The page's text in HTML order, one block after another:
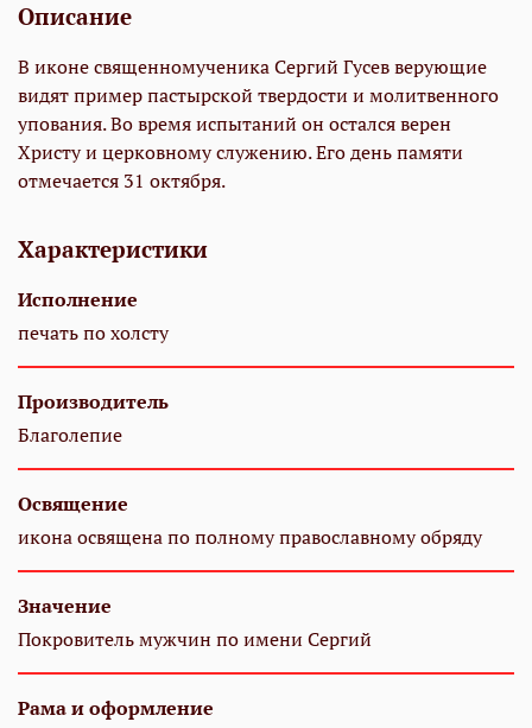
Описание
В иконе священномученика Сергий Гусев верующие
видят пример пастырской твердости и молитвенного
упования. Во время испытаний он остался верен
Христу и церковному служению. Его день памяти
отмечается 31 октября.
Характеристики
Исполнение
печать по холсту
Производитель
Благолепие
Освящение
икона освящена по полному православному обряду
Значение
Покровитель мужчин по имени Сергий
Рама и оформление